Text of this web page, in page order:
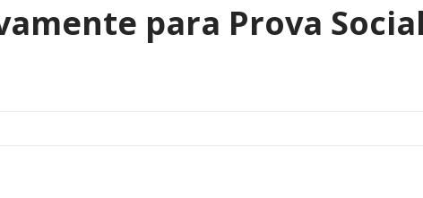
para Prova Social